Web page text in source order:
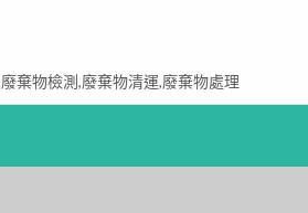
棄物檢測,廢棄物清運,廢棄物處理